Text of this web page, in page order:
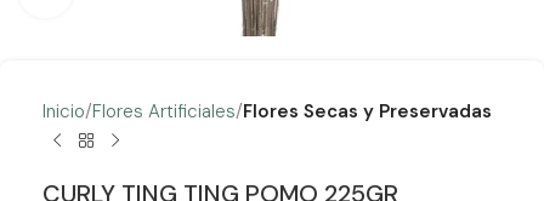
Inicio Flores Artificiales Flores Secas y Preservadas
CURLY TING TING POMO 225GR